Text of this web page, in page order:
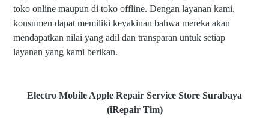
toko online maupun di toko offline. Dengan layanan kami,
konsumen dapat memiliki keyakinan bahwa mereka akan
mendapatkan nilai yang adil dan transparan untuk setiap
layanan yang kami berikan.
Electro Mobile Apple Repair Service Store Surabaya
(iRepair Tim)